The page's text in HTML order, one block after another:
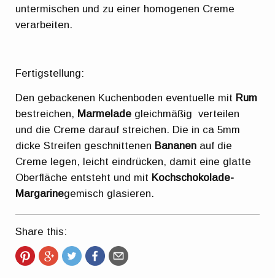
untermischen und zu einer homogenen Creme
verarbeiten.
Fertigstellung:
Den gebackenen Kuchenboden eventuelle mit Rum
bestreichen, Marmelade gleichmäßig verteilen
und die Creme darauf streichen. Die in ca 5mm
dicke Streifen geschnittenen Bananen auf die
Creme legen, leicht eindrücken, damit eine glatte
Oberfläche entsteht und mit Kochschokolade-
Margarinegemisch glasieren.
Share this: